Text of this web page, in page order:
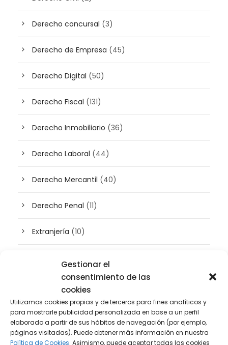
Gestionar el
consentimiento de las
cookies
Utilizamos cookies propias y de terceros para fines analíticos y
para mostrarle publicidad personalizada en base a un perfil
elaborado a partir de sus hábitos de navegación (por ejemplo,
páginas visitadas). Puede obtener más información en nuestra
Política de Cookies. Asimismo, puede aceptar todas las cookies
Derecho concursal (3)
Derecho de Empresa (45)
Derecho Digital (50)
Derecho Fiscal (131)
Derecho Inmobiliario (36)
Derecho Laboral (44)
Derecho Mercantil (40)
Derecho Penal (11)
Extranjería (10)
Patrimonio(5)
Plusvalía(2)
Prensa(2)